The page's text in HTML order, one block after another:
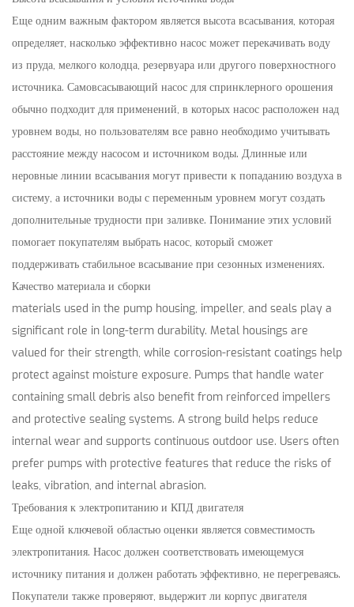
Еще одним важным фактором является высота всасывания, которая
определяет, насколько эффективно насос может перекачивать воду
из пруда, мелкого колодца, резервуара или другого поверхностного
источника. Самовсасывающий насос для спринклерного орошения
обычно подходит для применений, в которых насос расположен над
уровнем воды, но пользователям все равно необходимо учитывать
расстояние между насосом и источником воды. Длинные или
неровные линии всасывания могут привести к попаданию воздуха в
систему, а источники воды с переменным уровнем могут создать
дополнительные трудности при заливке. Понимание этих условий
помогает покупателям выбрать насос, который сможет
поддерживать стабильное всасывание при сезонных изменениях.
Качество материала и сборки
materials used in the pump housing, impeller, and seals play a
significant role in long-term durability. Metal housings are
valued for their strength, while corrosion-resistant coatings help
protect against moisture exposure. Pumps that handle water
containing small debris also benefit from reinforced impellers
and protective sealing systems. A strong build helps reduce
internal wear and supports continuous outdoor use. Users often
prefer pumps with protective features that reduce the risks of
leaks, vibration, and internal abrasion.
Требования к электропитанию и КПД двигателя
Еще одной ключевой областью оценки является совместимость
электропитания. Насос должен соответствовать имеющемуся
источнику питания и должен работать эффективно, не перегреваясь.
Покупатели также проверяют, выдержит ли корпус двигателя